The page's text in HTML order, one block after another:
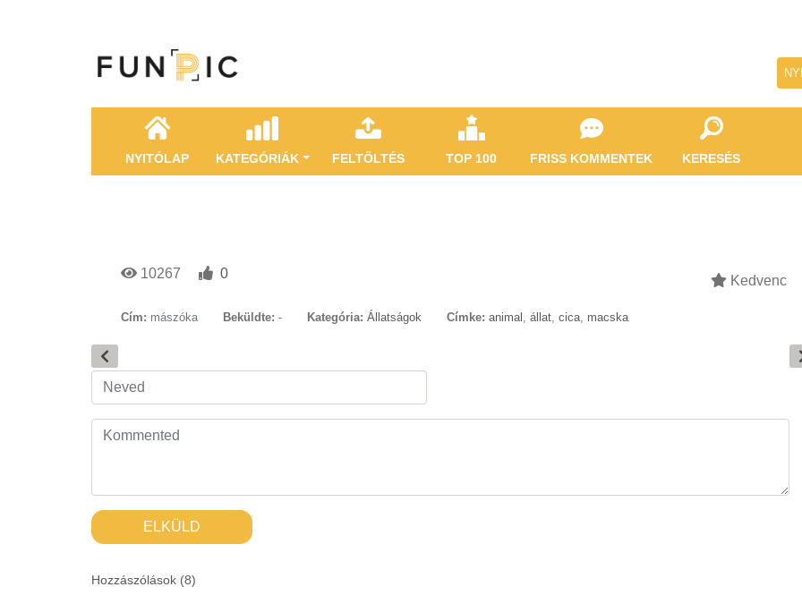
NYITÓLAP KATEGÓRIÁK FELTÖLTÉS TOP 100 FRISS KOMMENTEK KERESÉS
10267 0 Kedvenc
Cím: mászóka Beküldte: - Kategória: Állatságok Címke: animal , állat, cica, macska
ELKÜLD
Hozzászólások (8)